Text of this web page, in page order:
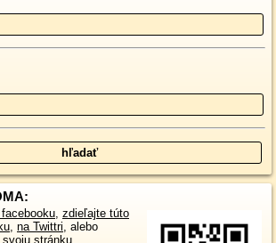
, zdieľajte túto
, na Twittri, alebo
stránku.